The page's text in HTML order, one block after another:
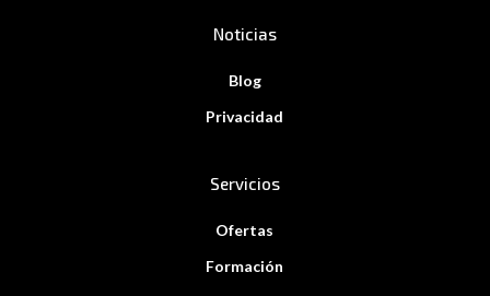
Noticias
Blog
Privacidad
Servicios
Ofertas
Formación